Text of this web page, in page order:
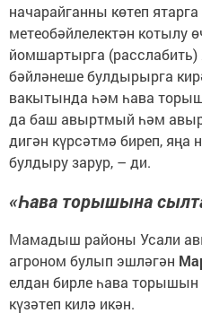
начарайганны көтеп
метеобәйлелектән котылу
йомшартырга (расслабить)
бәйләнеше булдырырга
вакытында һәм һава
да баш авыртмый һәм
дигән күрсәтмә биреп, яңа
булдыру зарур, – ди.
«Һава торышына
Мамадыш районы Усали
агроном булып эшләгән
елдан бирле һава
күзәтеп килә икән.